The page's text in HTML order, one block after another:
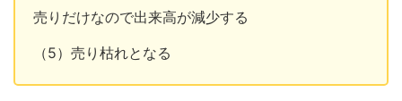
売りだけなので出来高が減少する
（5）売り枯れとなる